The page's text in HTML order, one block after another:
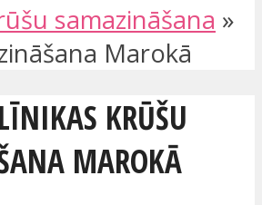
samazināšana »
Marokā
KRŪŠU
MAROKĀ